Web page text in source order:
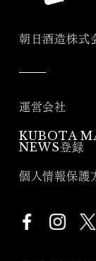
朝日酒造株式
運営会社
KUBOTA
NEWS登録
個人情報保護